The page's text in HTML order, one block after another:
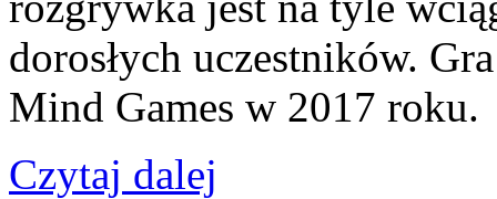
dorosłych uczestników.
Mind Games w 2017 roku.
Czytaj dalej